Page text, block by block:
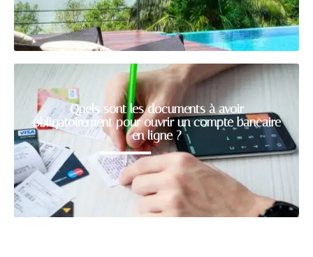
Quels sont les documents à avoir
obligatoirement pour ouvrir un compte bancaire
en ligne ?